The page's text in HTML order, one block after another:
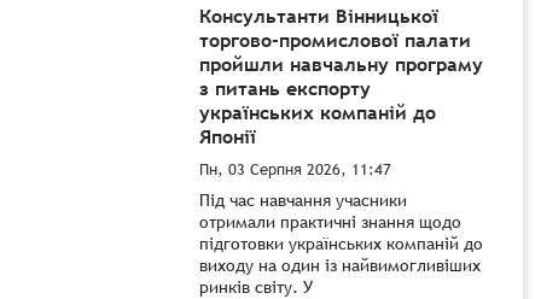
Консультанти Вінницької
торгово-промислової палати
пройшли навчальну програму
з питань експорту
українських компаній до
Японії
Пн, 03 Серпня 2026, 11:47
Під час навчання учасники
отримали практичні знання щодо
підготовки українських компаній до
виходу на один із найвимогливіших
ринків світу. У